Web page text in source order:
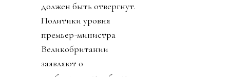
должен быть отвергнут.
Политики уровня
премьер-министра
Великобритании
заявляют о